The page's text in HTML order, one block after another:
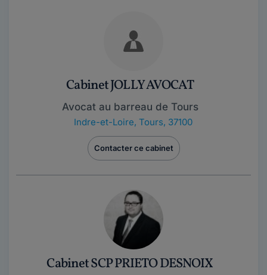
Cabinet JOLLY AVOCAT
Avocat au barreau de Tours
Indre-et-Loire, Tours, 37100
Contacter ce cabinet
Cabinet SCP PRIETO DESNOIX